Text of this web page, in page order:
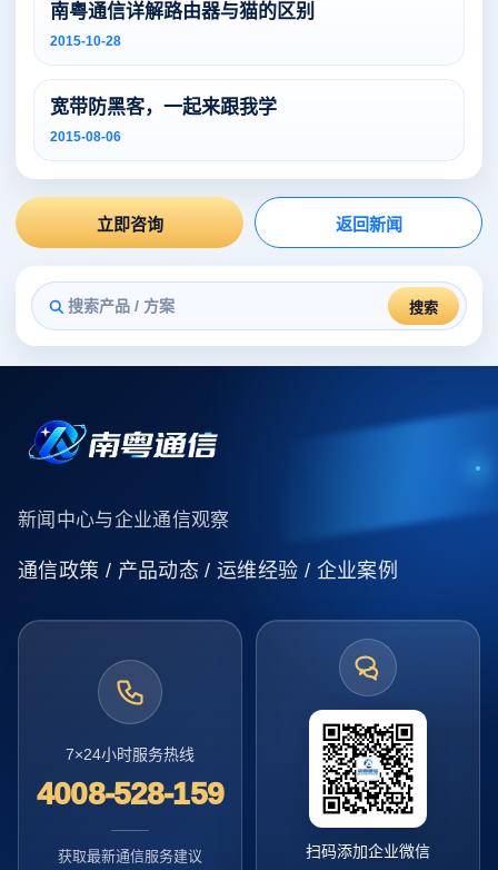
南粤通信详解路由器与猫的区别
2015-10-28
宽带防黑客，一起来跟我学
2015-08-06
立即咨询 返回新闻
搜索
新闻中心与企业通信观察
通信政策 / 产品动态 / 运维经验 / 企业案例
7×24小时服务热线
4008-528-159
获取最新通信服务建议 扫码添加企业微信